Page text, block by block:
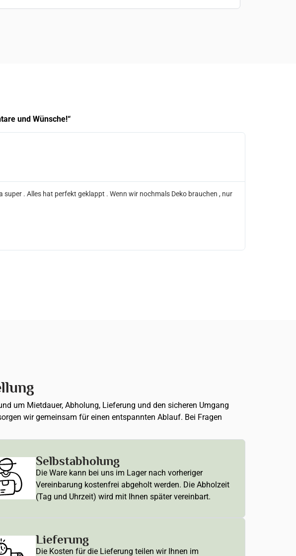
und Wünsche!“
. Alles hat perfekt geklappt . Wenn wir nochmals Deko brauchen , nur
um Mietdauer, Abholung, Lieferung und den sicheren Umgang
wir gemeinsam für einen entspannten Ablauf. Bei Fragen
Selbstabholung
Die Ware kann bei uns im Lager nach vorheriger
Vereinbarung kostenfrei abgeholt werden. Die Abholzeit
(Tag und Uhrzeit) wird mit Ihnen später vereinbart.
Lieferung
Die Kosten für die Lieferung teilen wir Ihnen im